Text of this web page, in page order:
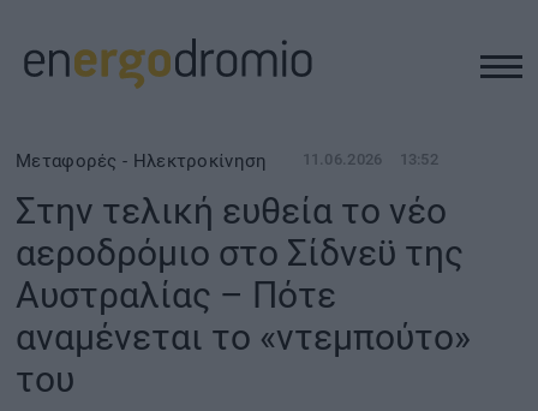
ΥΠΟΔΟΜΕΣ
REAL ESTATE
ΠΕΡΙΒΑΛΛΟΝ
ΕΝΕΡΓΕΙΑ
Μεταφορές - Ηλεκτροκίνηση 11.06.2026 13:52
Στην τελική ευθεία το νέο
αεροδρόμιο στο Σίδνεϋ της
Αυστραλίας – Πότε
αναμένεται το «ντεμπούτο»
του